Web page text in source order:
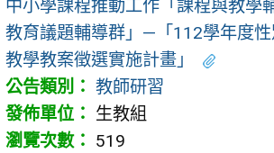
中小學課程推動工作「課程與教學
教育議題輔導群」—「112學年度
教學教案徵選實施計畫」
教師研習
生教組
519